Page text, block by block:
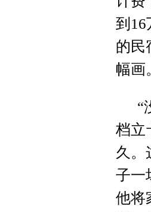
到
的民
幅画
“
档立
久。
子一
他将